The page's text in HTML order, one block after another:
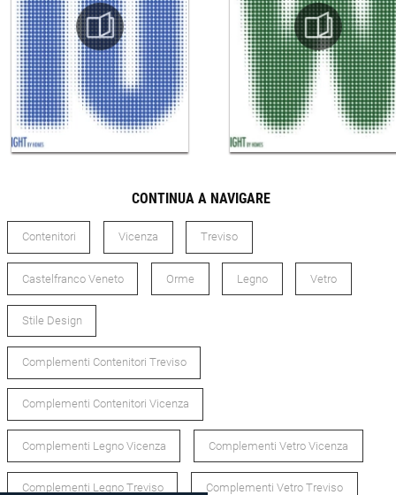
CONTINUA A NAVIGARE
Contenitori Vicenza Treviso
Castelfranco Veneto Orme Legno Vetro
Stile Design
Complementi Contenitori Treviso
Complementi Contenitori Vicenza
Complementi Legno Vicenza Complementi Vetro Vicenza
Complementi Legno Treviso Complementi Vetro Treviso